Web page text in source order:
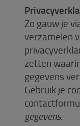
Zo gauw je
verzamelen
zetten
gegevens
Gebruik je
gegevens.